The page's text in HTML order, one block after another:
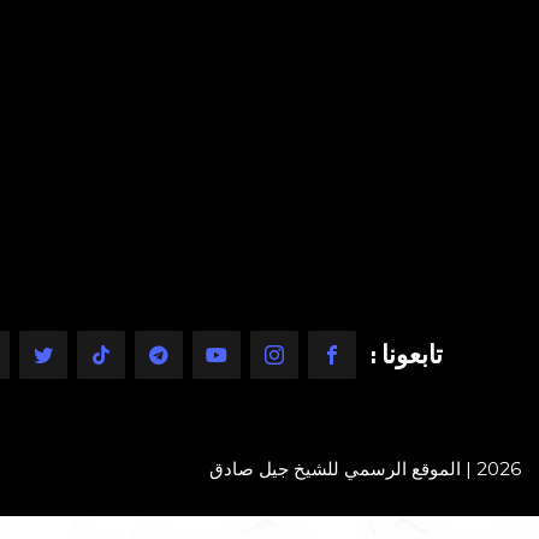
تابعونا :
2026 | الموقع الرسمي للشيخ جيل صادق